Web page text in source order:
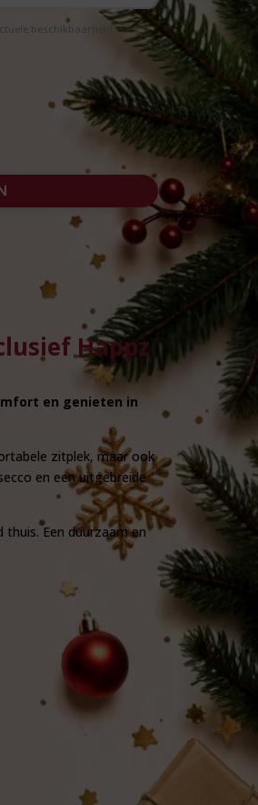
beschikbaarheid.
Happz
en genieten in
zitplek, maar ook
en een uitgebreide
Een duurzaam en